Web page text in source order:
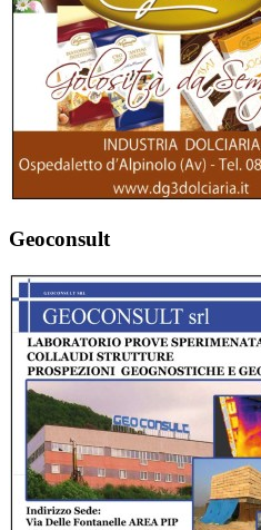
Geoconsult